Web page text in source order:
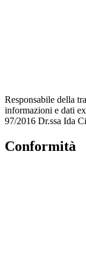
Responsabile della
informazioni e dati
97/2016 Dr.ssa Ida
Conformità